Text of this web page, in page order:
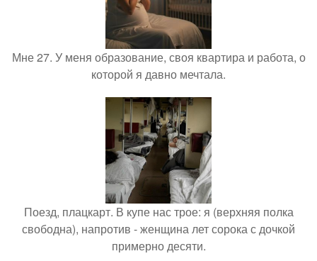
Мне 27. У меня образование, своя квартира и работа, о
которой я давно мечтала.
Поезд, плацкарт. В купе нас трое: я (верхняя полка
свободна), напротив - женщина лет сорока с дочкой
примерно десяти.